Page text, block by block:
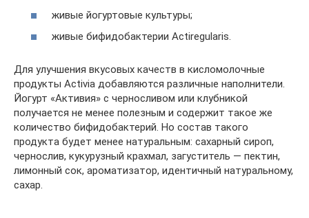
живые йогуртовые культуры;
живые бифидобактерии Actiregularis.
Для улучшения вкусовых качеств в кисломолочные
продукты Activia добавляются различные наполнители.
Йогурт «Активия» с черносливом или клубникой
получается не менее полезным и содержит такое же
количество бифидобактерий. Но состав такого
продукта будет менее натуральным: сахарный сироп,
чернослив, кукурузный крахмал, загуститель — пектин,
лимонный сок, ароматизатор, идентичный натуральному,
сахар.